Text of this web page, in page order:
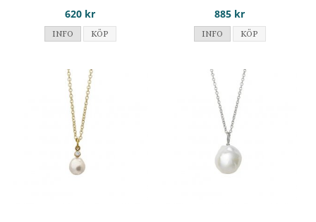
620 kr
INFO KÖP
885 kr
INFO KÖP